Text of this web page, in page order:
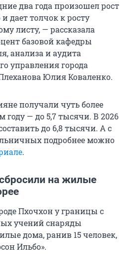
два года произошел рост
дает толчок к росту
листу, — рассказала
базовой кафедры
анализа и аудита
управления города
Юлия Коваленко.
получали чуть более
году — до5,7 тысячи. В 2026
до 6,8 тысячи. А с
подробнее можно
.
на жилые
Пхочхон у границы с
учений снаряды
дома, ранив 15 человек,
Ильбо».